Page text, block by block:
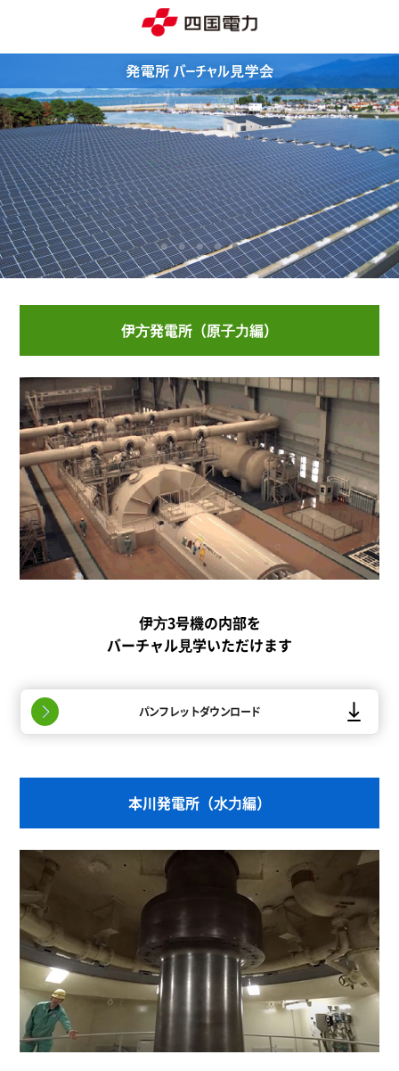
伊⽅発電所（原⼦⼒編）
伊⽅3号機の内部を
バーチャル⾒学いただけます
パンフレットダウンロード
本川発電所（⽔⼒編）